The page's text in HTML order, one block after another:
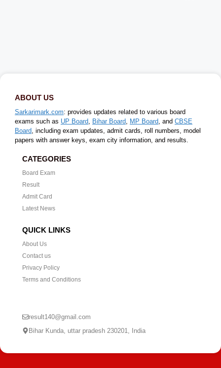
ABOUT US
Sarkarimark.com: provides updates related to various board
exams such as UP Board, Bihar Board, MP Board, and CBSE
Board, including exam updates, admit cards, roll numbers, model
papers with answer keys, exam city information, and results.
CATEGORIES
Board Exam
Result
Admit Card
Latest News
QUICK LINKS
About Us
Contact us
Privacy Policy
Terms and Conditions
result140@gmail.com
Bihar Kunda, uttar pradesh 230201, India